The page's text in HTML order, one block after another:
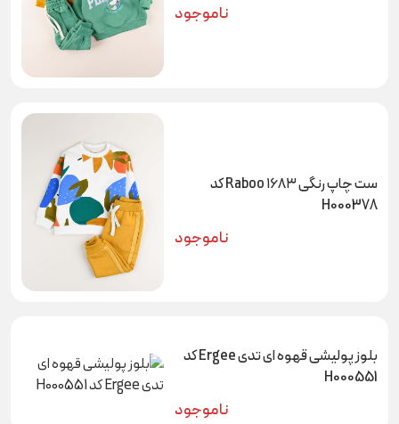
ناموجود
ست چاپ رنگی ۱۶۸۳ Raboo کد
H000378
ناموجود
بلوز پولیشی قهوه ای تدی Ergee کد
H000551
ناموجود